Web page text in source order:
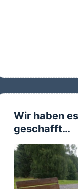
Wir haben
geschafft…